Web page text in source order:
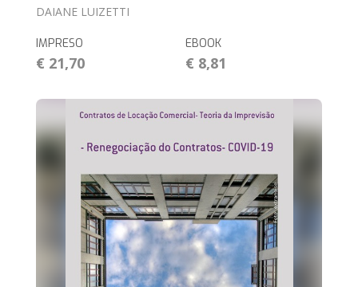
DAIANE LUIZETTI
IMPRESO
€ 21,70
EBOOK
€ 8,81